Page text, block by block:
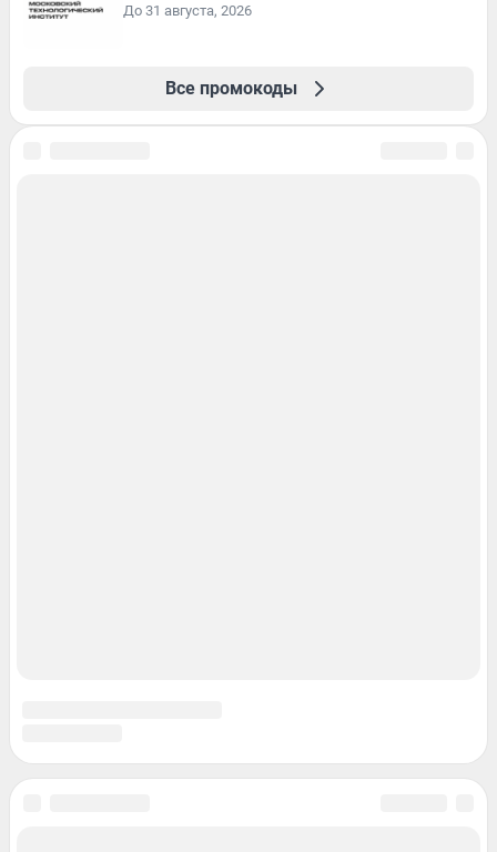
До 31 августа, 2026
Все промокоды